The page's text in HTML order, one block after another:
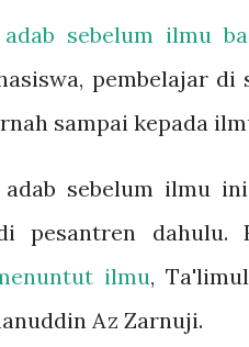
sebelum ilmu
pembelajar di
sampai kepada
sebelum ilmu
pesantren dahulu.
ilmu,
Az Zarnuji.